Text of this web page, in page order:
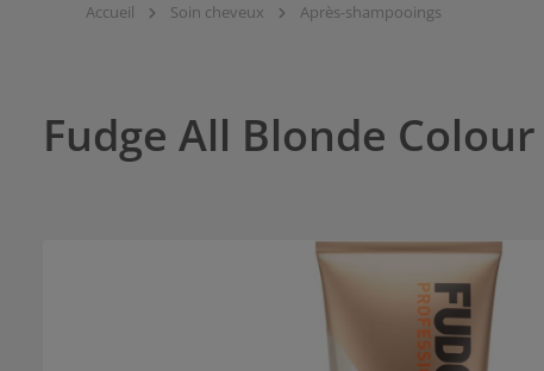
Accueil Soin cheveux Après-shampooings
Fudge All Blonde